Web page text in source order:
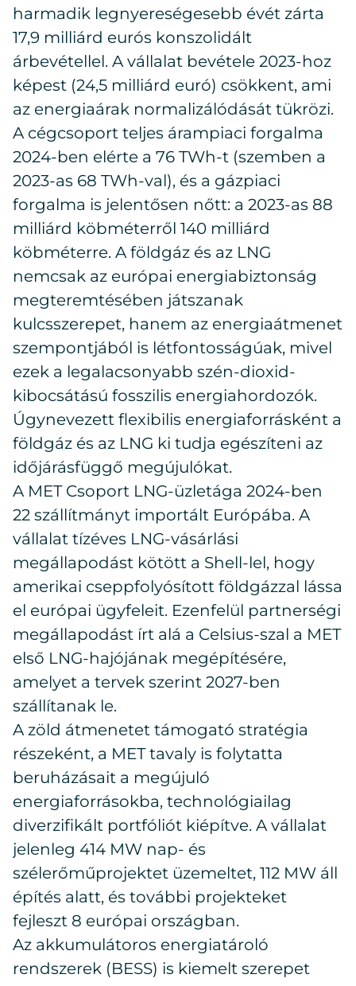
harmadik legnyereségesebb évét zárta
17,9 milliárd eurós konszolidált
árbevétellel. A vállalat bevétele 2023-hoz
képest (24,5 milliárd euró) csökkent, ami
az energiaárak normalizálódását tükrözi.
A cégcsoport teljes árampiaci forgalma
2024-ben elérte a 76 TWh-t (szemben a
2023-as 68 TWh-val), és a gázpiaci
forgalma is jelentősen nőtt: a 2023-as 88
milliárd köbméterről 140 milliárd
köbméterre. A földgáz és az LNG
nemcsak az európai energiabiztonság
megteremtésében játszanak
kulcsszerepet, hanem az energiaátmenet
szempontjából is létfontosságúak, mivel
ezek a legalacsonyabb szén-dioxid-
kibocsátású fosszilis energiahordozók.
Úgynevezett flexibilis energiaforrásként a
földgáz és az LNG ki tudja egészíteni az
időjárásfüggő megújulókat.
A MET Csoport LNG-üzletága 2024-ben
22 szállítmányt importált Európába. A
vállalat tízéves LNG-vásárlási
megállapodást kötött a Shell-lel, hogy
amerikai cseppfolyósított földgázzal lássa
el európai ügyfeleit. Ezenfelül partnerségi
megállapodást írt alá a Celsius-szal a MET
első LNG-hajójának megépítésére,
amelyet a tervek szerint 2027-ben
szállítanak le.
A zöld átmenetet támogató stratégia
részeként, a MET tavaly is folytatta
beruházásait a megújuló
energiaforrásokba, technológiailag
diverzifikált portfóliót kiépítve. A vállalat
jelenleg 414 MW nap- és
szélerőműprojektet üzemeltet, 112 MW áll
építés alatt, és további projekteket
fejleszt 8 európai országban.
Az akkumulátoros energiatároló
rendszerek (BESS) is kiemelt szerepet